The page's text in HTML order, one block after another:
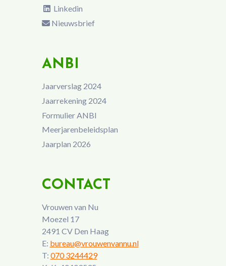
Linkedin
Nieuwsbrief
ANBI
Jaarverslag 2024
Jaarrekening 2024
Formulier ANBI
Meerjarenbeleidsplan
Jaarplan 2026
CONTACT
Vrouwen van Nu
Moezel 17
2491 CV Den Haag
E: bureau@vrouwenvannu.nl
T: 070 3244429